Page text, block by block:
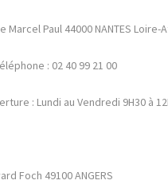
Marcel Paul 44000 NANTES Loire-
: 02 40 99 21 00
: Lundi au Vendredi 9H30 à
Foch 49100 ANGERS